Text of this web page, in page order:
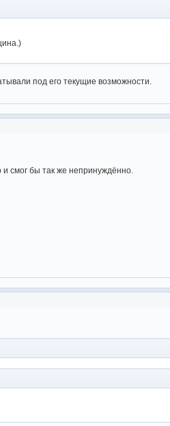
под его текущие возможности.
смог бы так же непринуждённо.